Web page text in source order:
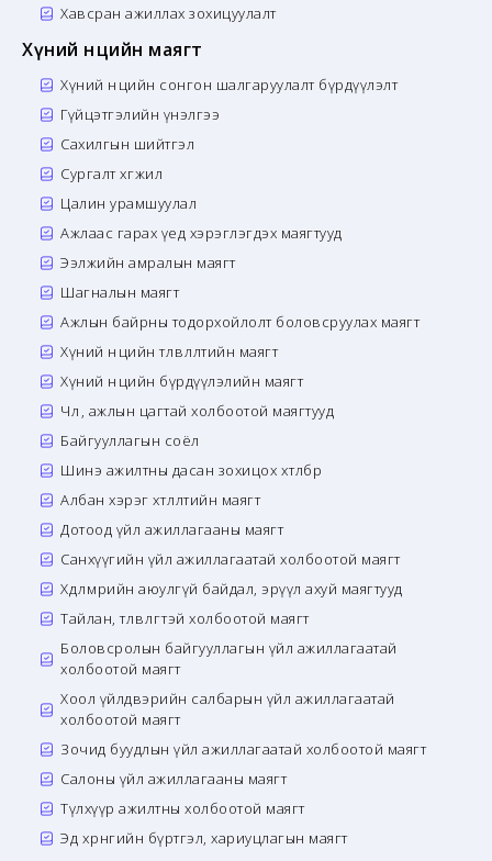
Хавсран ажиллах зохицуулалт
Хүний нөөцийн маягт
Хүний нөөцийн сонгон шалгаруулалт бүрдүүлэлт
Гүйцэтгэлийн үнэлгээ
Сахилгын шийтгэл
Сургалт хөгжил
Цалин урамшуулал
Ажлаас гарах үед хэрэглэгдэх маягтууд
Ээлжийн амралын маягт
Шагналын маягт
Ажлын байрны тодорхойлолт боловсруулах маягт
Хүний нөөцийн төлөвлөлтийн маягт
Хүний нөөцийн бүрдүүлэлийн маягт
Чөлөө, ажлын цагтай холбоотой маягтууд
Байгууллагын соёл
Шинэ ажилтны дасан зохицох хөтөлбөр
Албан хэрэг хөтлөлтийн маягт
Дотоод үйл ажиллагааны маягт
Санхүүгийн үйл ажиллагаатай холбоотой маягт
Хөдөлмөрийн аюулгүй байдал, эрүүл ахуй маягтууд
Тайлан, төлөвлөгөөтэй холбоотой маягт
Боловсролын байгууллагын үйл ажиллагаатай
холбоотой маягт
Хоол үйлдвэрийн салбарын үйл ажиллагаатай
холбоотой маягт
Зочид буудлын үйл ажиллагаатай холбоотой маягт
Салоны үйл ажиллагааны маягт
Түлхүүр ажилтны холбоотой маягт
Эд хөрөнгийн бүртгэл, хариуцлагын маягт